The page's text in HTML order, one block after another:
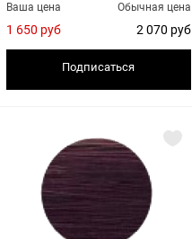
Обычная цена
2 070 руб
Ваша цена
1 650 руб
Подписаться